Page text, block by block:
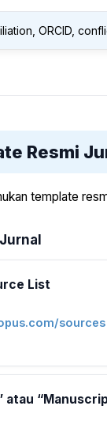
ORCID,
Resmi
template
List
sources
atau